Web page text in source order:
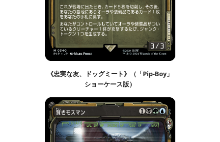
《忠実な友、ドッグミート》（「Pip-Boy」
ショーケース版）